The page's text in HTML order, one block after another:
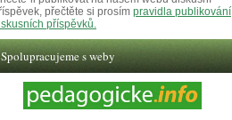
přečtěte si prosím pravidla publikování
příspěvků.
Spolupracujeme s weby